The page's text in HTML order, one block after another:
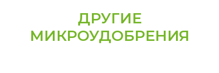
ДРУГИЕ
МИКРОУДОБРЕНИЯ